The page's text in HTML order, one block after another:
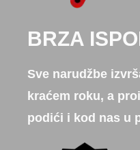
BRZA
Sve narudžbe
kraćem roku, a
podići i kod nas u